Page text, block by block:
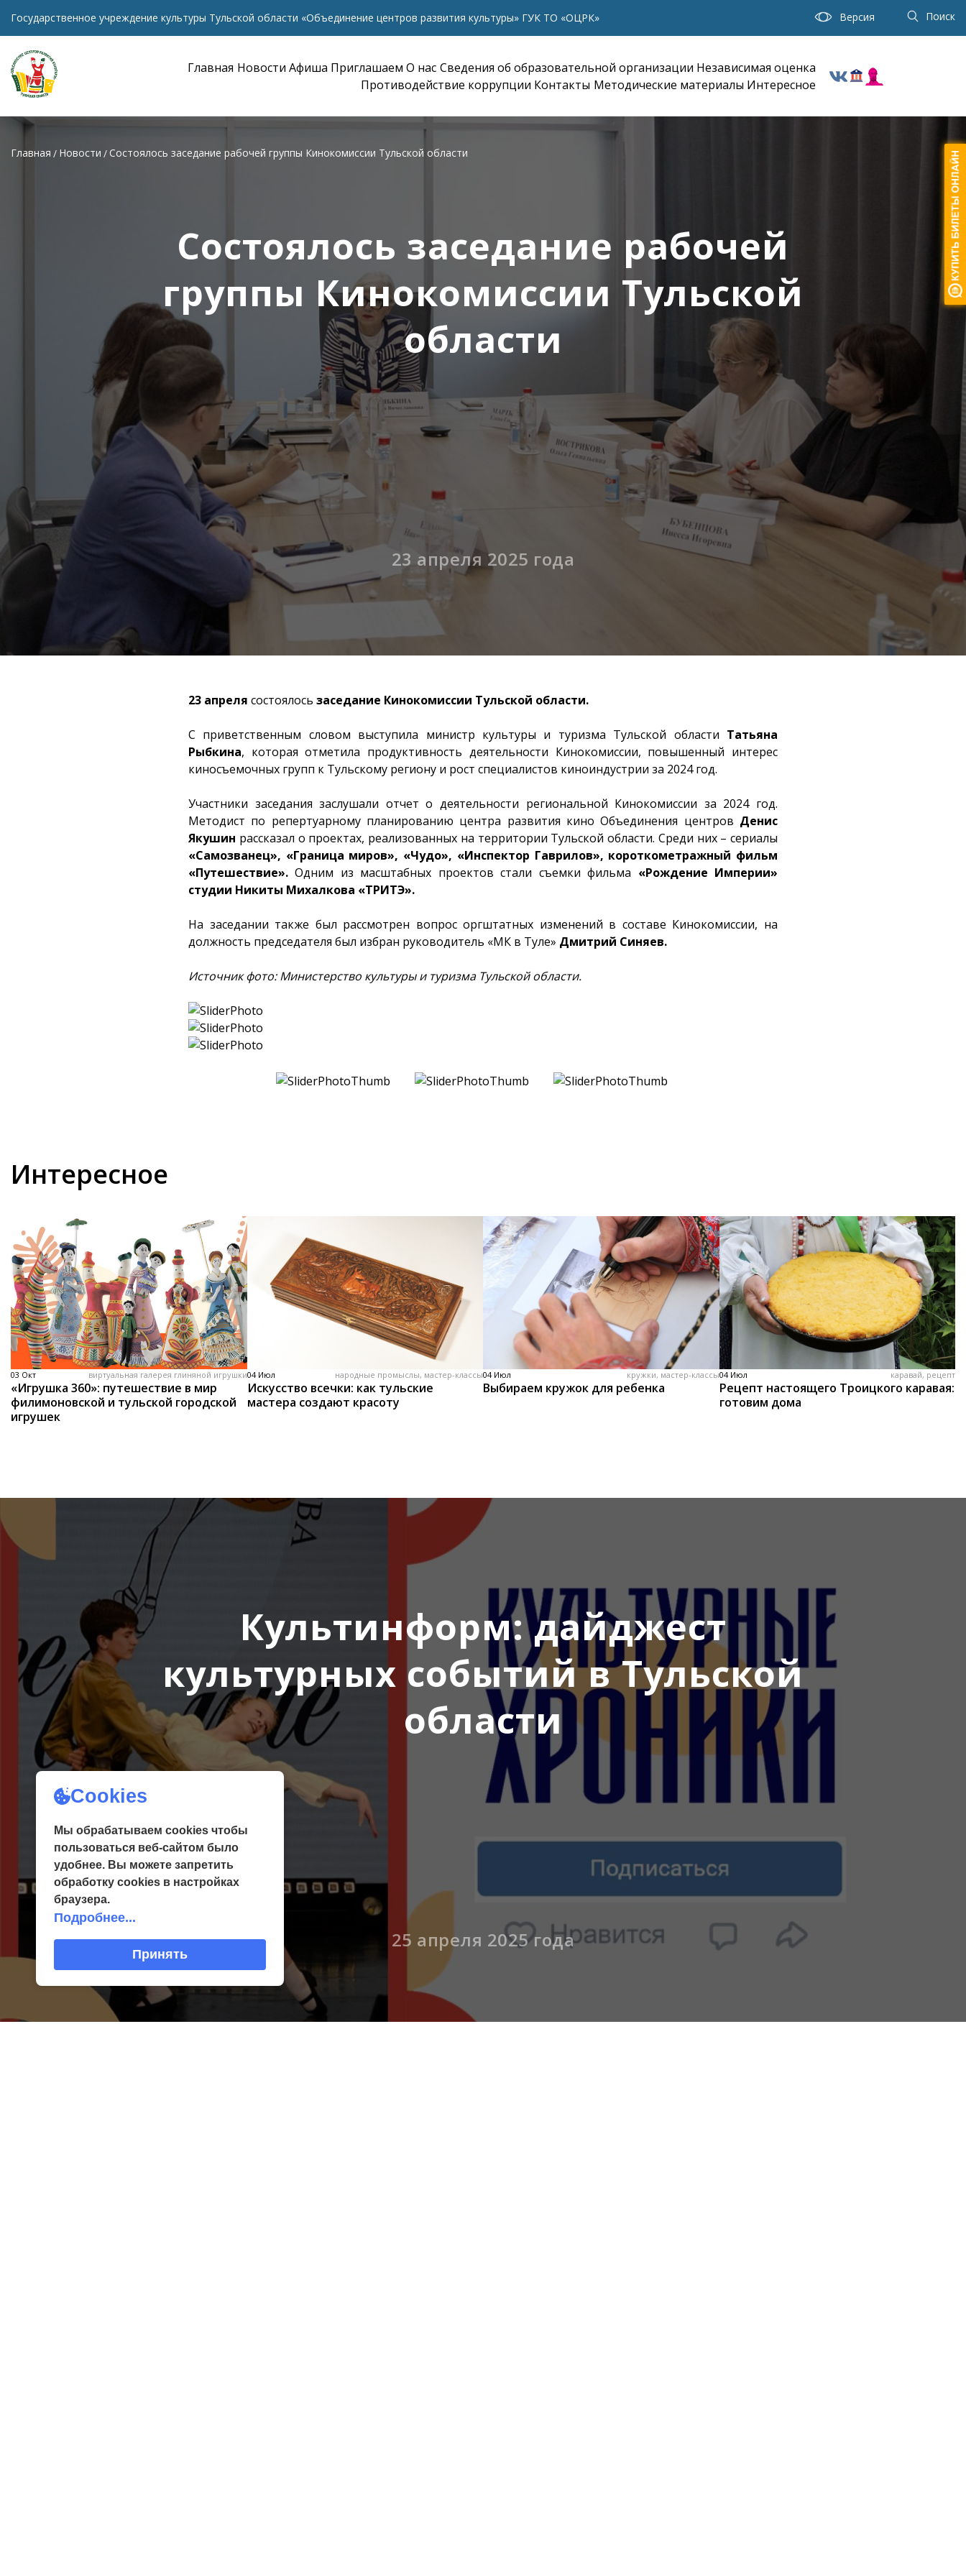
Государственное учреждение культуры Тульской области «Объединение центров развития культуры» ГУК ТО «ОЦРК» Версия Поиск
Главная Новости Афиша Приглашаем О нас Сведения об образовательной организации Независимая оценка
Противодействие коррупции Контакты Методические материалы Интересное
Главная Новости Состоялось заседание рабочей группы Кинокомиссии Тульской области
23 апреля 2025 года
Состоялось заседание рабочей
группы Кинокомиссии Тульской
области
23 апреля состоялось заседание Кинокомиссии Тульской области.
С приветственным словом выступила министр культуры и туризма Тульской области Татьяна
Рыбкина, которая отметила продуктивность деятельности Кинокомиссии, повышенный интерес
киносъемочных групп к Тульскому региону и рост специалистов киноиндустрии за 2024 год.
Участники заседания заслушали отчет о деятельности региональной Кинокомиссии за 2024 год.
Методист по репертуарному планированию центра развития кино Объединения центров Денис
Якушин рассказал о проектах, реализованных на территории Тульской области. Среди них – сериалы
«Самозванец», «Граница миров», «Чудо», «Инспектор Гаврилов», короткометражный фильм
«Путешествие». Одним из масштабных проектов стали съемки фильма «Рождение Империи»
студии Никиты Михалкова «ТРИТЭ».
На заседании также был рассмотрен вопрос оргштатных изменений в составе Кинокомиссии, на
должность председателя был избран руководитель «МК в Туле» Дмитрий Синяев.
Источник фото: Министерство культуры и туризма Тульской области.
Интересное
03 Окт виртуальная галерея глиняной игрушки
«Игрушка 360»: путешествие в мир
филимоновской и тульской городской
игрушек
04 Июл народные промыслы, мастер-классы
Искусство всечки: как тульские
мастера создают красоту
04 Июл кружки, мастер-классы
Выбираем кружок для ребенка
04 Июл каравай, рецепт
Рецепт настоящего Троицкого каравая:
готовим дома
25 апреля 2025 года
Культинформ: дайджест
культурных событий в Тульской
области
Cookies
Мы обрабатываем cookies чтобы
пользоваться веб-сайтом было
удобнее. Вы можете запретить
обработку сookies в настройках
браузера.
Подробнее...
Принять